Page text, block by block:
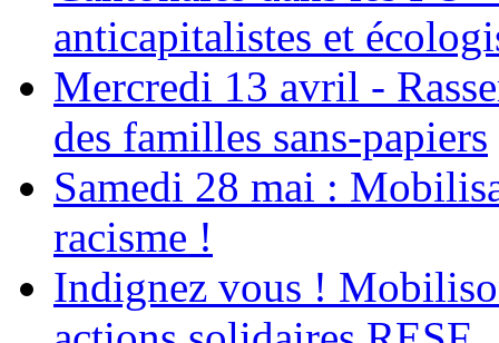
anticapitalistes et
Mercredi 13 avril -
des familles sans-papiers
Samedi 28 mai :
racisme !
Indignez vous !